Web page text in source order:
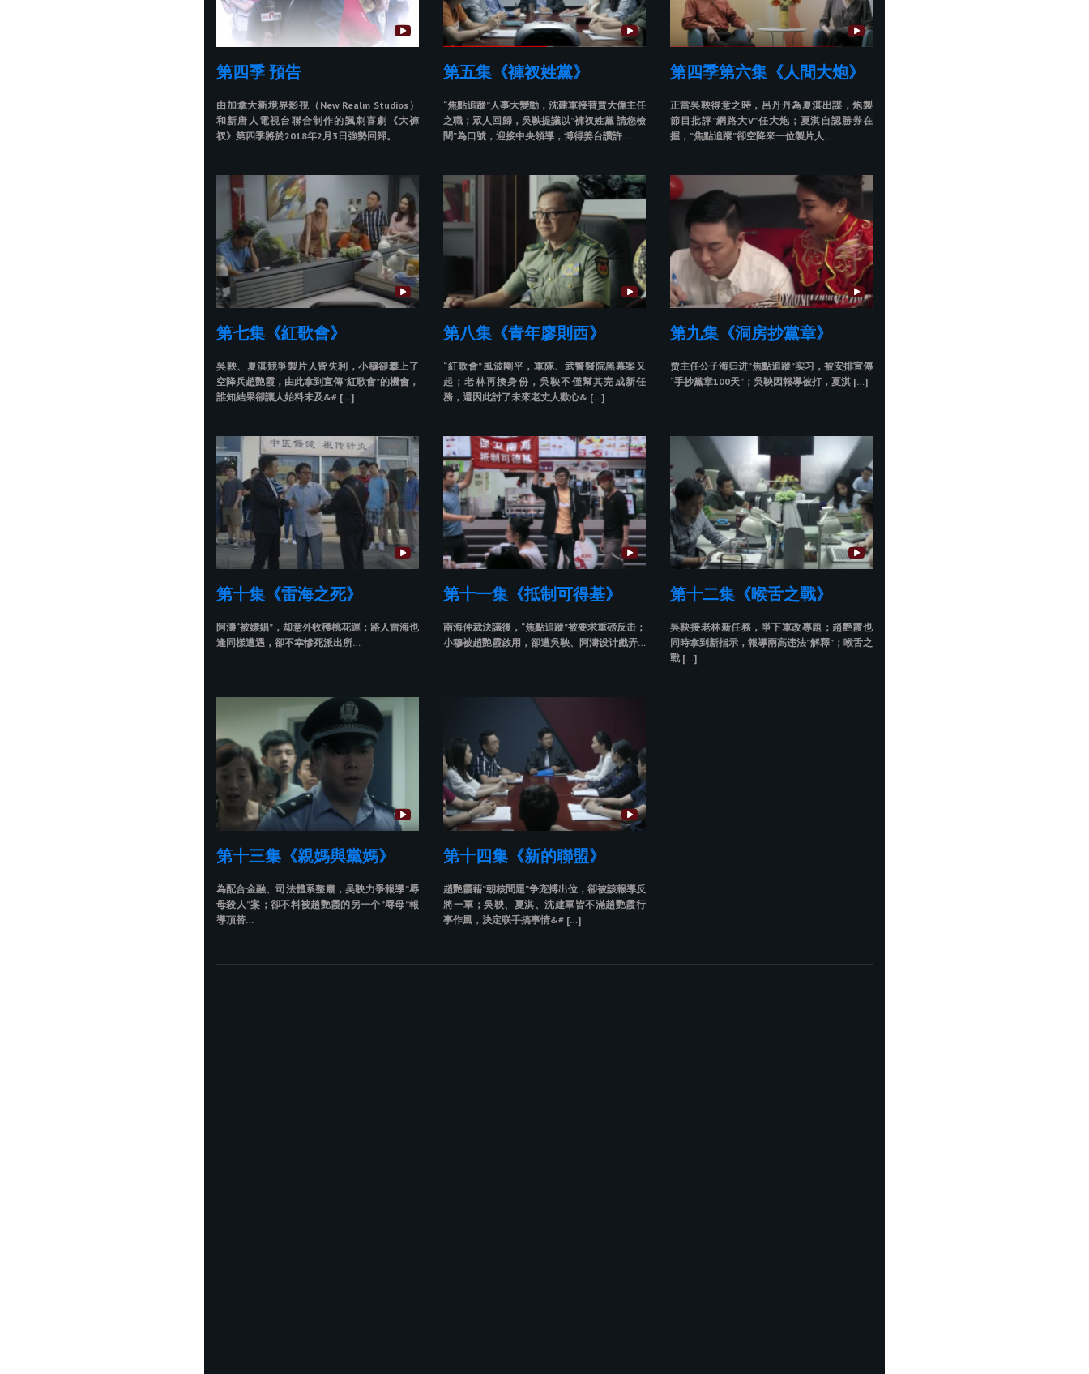
第四季 預告
由加拿大新境界影視（New Realm Studios）
和新唐人電視台聯合制作的諷刺喜劇《大褲
衩》第四季將於2018年2月3日強勢回歸。
第五集《褲衩姓黨》
“焦點追蹤”人事大變動，沈建軍接替賈大偉主任
之職；眾人回歸，吳鞅提議以”褲衩姓黨 請您檢
閱”為口號，迎接中央領導，博得姜台讚許…
第四季第六集《人間大炮》
正當吳鞅得意之時，呂丹丹為夏淇出謀，炮製
節目批評”網路大V”任大炮；夏淇自認勝券在
握，”焦點追蹤”卻空降來一位製片人…
第七集《紅歌會》
吳鞅、夏淇競爭製片人皆失利，小穆卻攀上了
空降兵趙艷霞，由此拿到宣傳”紅歌會”的機會，
誰知結果卻讓人始料未及&# […]
第八集《青年廖則西》
“紅歌會”風波剛平，軍隊、武警醫院黑幕案又
起；老林再換身份，吳鞅不僅幫其完成新任
務，還因此討了未來老丈人歡心& […]
第九集《洞房抄黨章》
贾主任公子海归进”焦點追蹤”实习，被安排宣傳
“手抄黨章100天”；吳鞅因報導被打，夏淇 […]
第十集《雷海之死》
阿濤“被嫖娼”，却意外收穫桃花運；路人雷海也
逢同樣遭遇，卻不幸慘死派出所…
第十一集《抵制可得基》
南海仲裁決議後，“焦點追蹤”被要求重磅反击；
小穆被趙艷霞啟用，卻遭吳鞅、阿濤设计戲弄…
第十二集《喉舌之戰》
吳鞅接老林新任務，爭下軍改專題；趙艷霞也
同時拿到新指示，報導兩高违法”解釋”；喉舌之
戰 […]
第十三集《親媽與黨媽》
為配合金融、司法體系整肅，吴鞅力爭報導”辱
母殺人”案；卻不料被趙艷霞的另一个”辱母”報
導頂替…
第十四集《新的聯盟》
趙艷霞藉”朝核問題”争宠搏出位，卻被該報導反
將一軍；吳鞅、夏淇、沈建軍皆不滿趙艷霞行
事作風，決定联手搞事情&# […]